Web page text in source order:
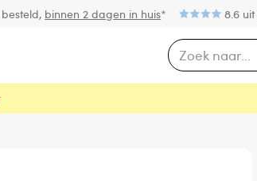
besteld, binnen 2 dagen in huis* 8.6 uit